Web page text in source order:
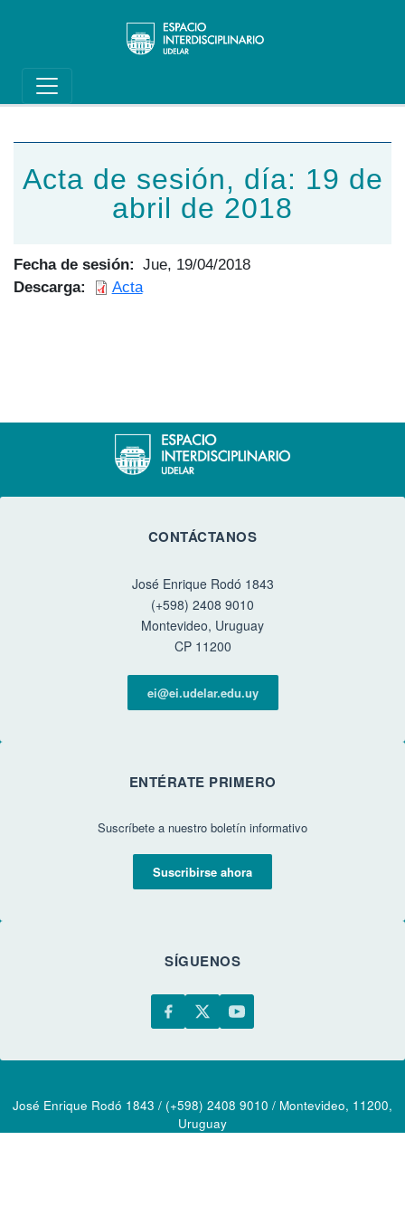
Main navigation
Acta de sesión, día: 19 de
abril de 2018
Fecha de sesión
Jue, 19/04/2018
Descarga
Acta
CONTÁCTANOS
José Enrique Rodó 1843
(+598) 2408 9010
Montevideo, Uruguay
CP 11200
ei@ei.udelar.edu.uy
ENTÉRATE PRIMERO
Suscríbete a nuestro boletín informativo
Suscribirse ahora
SÍGUENOS
José Enrique Rodó 1843 / (+598) 2408 9010 / Montevideo, 11200,
Uruguay